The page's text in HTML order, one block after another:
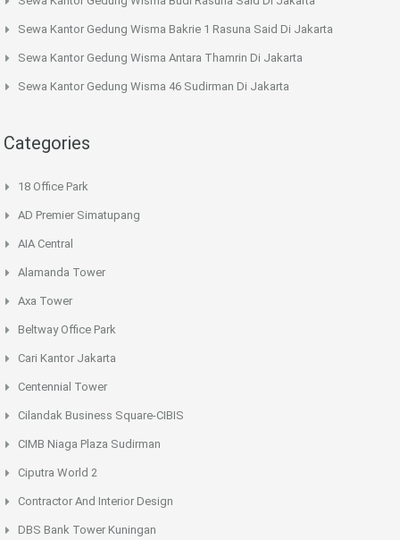
Sewa Kantor Gedung Wisma Bakrie 1 Rasuna Said Di Jakarta
Sewa Kantor Gedung Wisma Antara Thamrin Di Jakarta
Sewa Kantor Gedung Wisma 46 Sudirman Di Jakarta
Categories
18 Office Park
AD Premier Simatupang
AIA Central
Alamanda Tower
Axa Tower
Beltway Office Park
Cari Kantor Jakarta
Centennial Tower
Cilandak Business Square-CIBIS
CIMB Niaga Plaza Sudirman
Ciputra World 2
Contractor And Interior Design
DBS Bank Tower Kuningan